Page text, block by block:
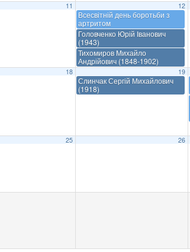
11 12
Всесвітній день боротьби з
артритом
Головченко Юрій Іванович
(1943)
Тихомиров Михайло
Андрійович (1848-1902)
18 19
Слинчак Сергій Михайлович
(1918)
25 26